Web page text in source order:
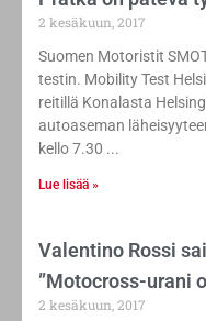
2 kesäkuun, 2017
Suomen Motoristit
testin. Mobility Test
reitillä Konalasta
autoaseman
kello 7.30
Lue lisää »
​Valentino Rossi
”Motocross-urani
2 kesäkuun, 2017